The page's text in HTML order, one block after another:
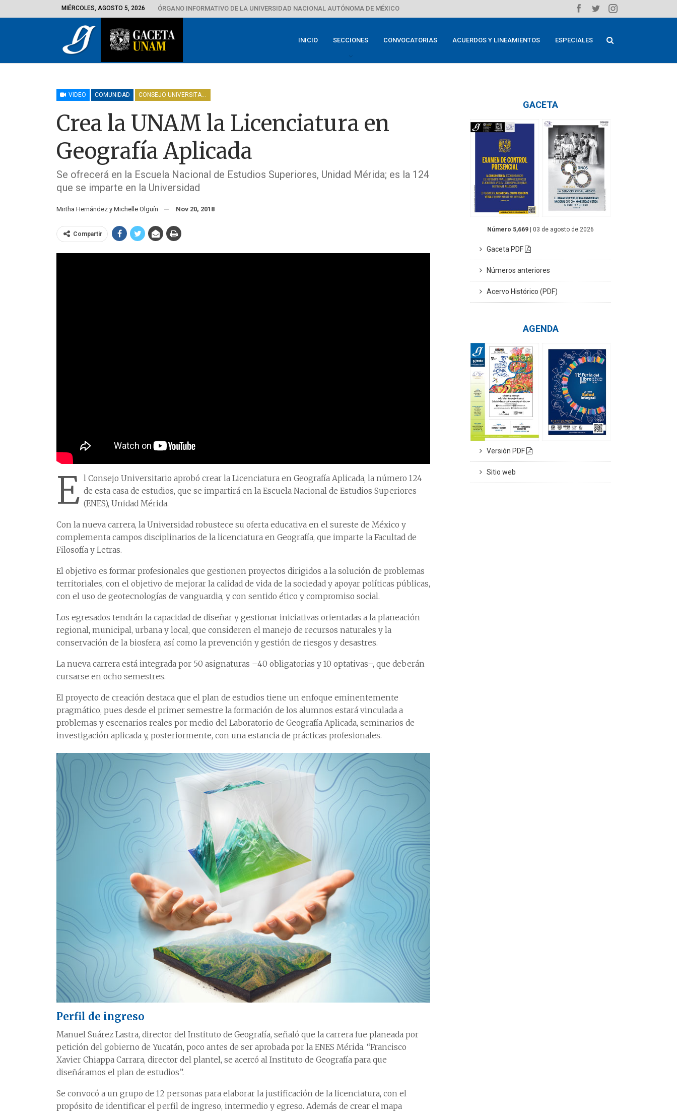
MIÉRCOLES, AGOSTO 5, 2026 ÓRGANO INFORMATIVO DE LA UNIVERSIDAD NACIONAL AUTÓNOMA DE MÉXICO
INICIO SECCIONES CONVOCATORIAS ACUERDOS Y LINEAMIENTOS ESPECIALES
VIDEO COMUNIDAD
Crea la UNAM la Licenciatura en
Geografía Aplicada
Se ofrecerá en la Escuela Nacional de Estudios Superiores, Unidad Mérida; es la 124
que se imparte en la Universidad
Mirtha Hernández y Michelle Olguín Nov 20, 2018
Compartir
E l Consejo Universitario aprobó crear la Licenciatura en Geografía Aplicada, la número 124
de esta casa de estudios, que se impartirá en la Escuela Nacional de Estudios Superiores
(ENES), Unidad Mérida.
Con la nueva carrera, la Universidad robustece su oferta educativa en el sureste de México y
complementa campos disciplinarios de la licenciatura en Geografía, que imparte la Facultad de
Filosofía y Letras.
El objetivo es formar profesionales que gestionen proyectos dirigidos a la solución de problemas
territoriales, con el objetivo de mejorar la calidad de vida de la sociedad y apoyar políticas públicas,
con el uso de geotecnologías de vanguardia, y con sentido ético y compromiso social.
Los egresados tendrán la capacidad de diseñar y gestionar iniciativas orientadas a la planeación
regional, municipal, urbana y local, que consideren el manejo de recursos naturales y la
conservación de la biosfera, así como la prevención y gestión de riesgos y desastres.
La nueva carrera está integrada por 50 asignaturas –40 obligatorias y 10 optativas–, que deberán
cursarse en ocho semestres.
El proyecto de creación destaca que el plan de estudios tiene un enfoque eminentemente
pragmático, pues desde el primer semestre la formación de los alumnos estará vinculada a
problemas y escenarios reales por medio del Laboratorio de Geografía Aplicada, seminarios de
investigación aplicada y, posteriormente, con una estancia de prácticas profesionales.
Perfil de ingreso
Manuel Suárez Lastra, director del Instituto de Geografía, señaló que la carrera fue planeada por
petición del gobierno de Yucatán, poco antes de ser aprobada por la ENES Mérida. “Francisco
Xavier Chiappa Carrara, director del plantel, se acercó al Instituto de Geografía para que
diseñáramos el plan de estudios”.
Se convocó a un grupo de 12 personas para elaborar la justificación de la licenciatura, con el
propósito de identificar el perfil de ingreso, intermedio y egreso. Además de crear el mapa
GACETA
Número 5,669 | 03 de agosto de 2026
Gaceta PDF
Números anteriores
Acervo Histórico (PDF)
AGENDA
Versión PDF
Sitio web